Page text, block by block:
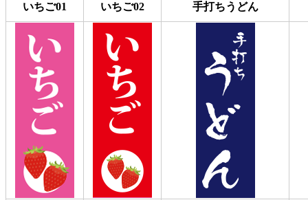
いちご01 いちご02 手打ちうどん